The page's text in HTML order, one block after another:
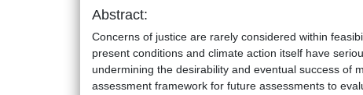
Abstract:
Concerns of justice are rarely considered within
present conditions and climate action itself have
undermining the desirability and eventual success of
assessment framework for future assessments to